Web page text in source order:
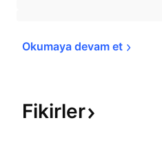
Okumaya devam et
Fikirler